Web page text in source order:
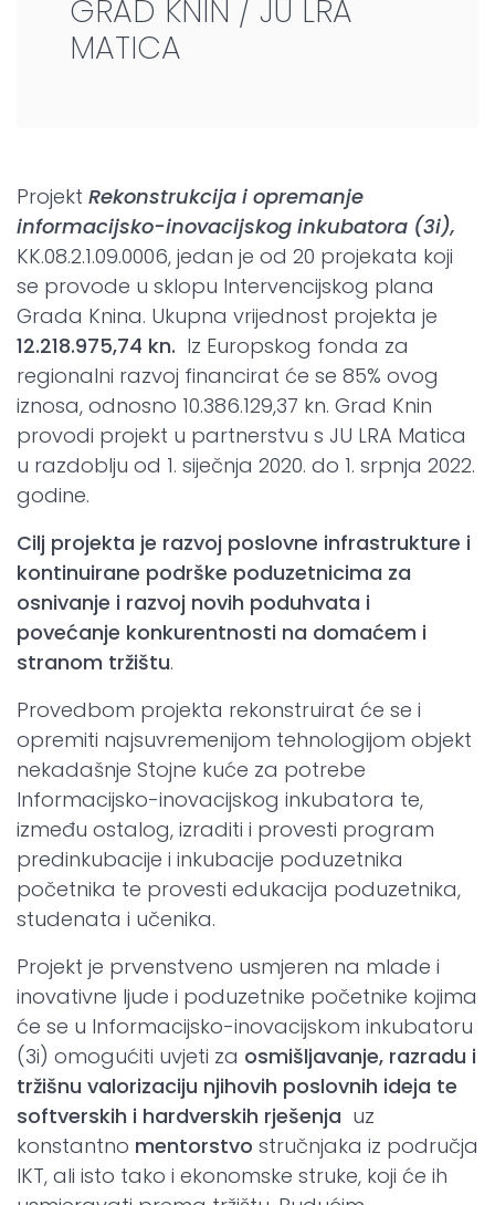
GRAD KNIN / JU LRA
MATICA
Projekt Rekonstrukcija i opremanje
informacijsko-inovacijskog inkubatora (3i),
KK.08.2.1.09.0006, jedan je od 20 projekata koji
se provode u sklopu Intervencijskog plana
Grada Knina. Ukupna vrijednost projekta je
12.218.975,74 kn. Iz Europskog fonda za
regionalni razvoj financirat će se 85% ovog
iznosa, odnosno 10.386.129,37 kn. Grad Knin
provodi projekt u partnerstvu s JU LRA Matica
u razdoblju od 1. siječnja 2020. do 1. srpnja 2022.
godine.
Cilj projekta je razvoj poslovne infrastrukture i
kontinuirane podrške poduzetnicima za
osnivanje i razvoj novih poduhvata i
povećanje konkurentnosti na domaćem i
stranom tržištu.
Provedbom projekta rekonstruirat će se i
opremiti najsuvremenijom tehnologijom objekt
nekadašnje Stojne kuće za potrebe
Informacijsko-inovacijskog inkubatora te,
između ostalog, izraditi i provesti program
predinkubacije i inkubacije poduzetnika
početnika te provesti edukacija poduzetnika,
studenata i učenika.
Projekt je prvenstveno usmjeren na mlade i
inovativne ljude i poduzetnike početnike kojima
će se u Informacijsko-inovacijskom inkubatoru
(3i) omogućiti uvjeti za osmišljavanje, razradu i
tržišnu valorizaciju njihovih poslovnih ideja te
softverskih i hardverskih rješenja uz
konstantno mentorstvo stručnjaka iz područja
IKT, ali isto tako i ekonomske struke, koji će ih